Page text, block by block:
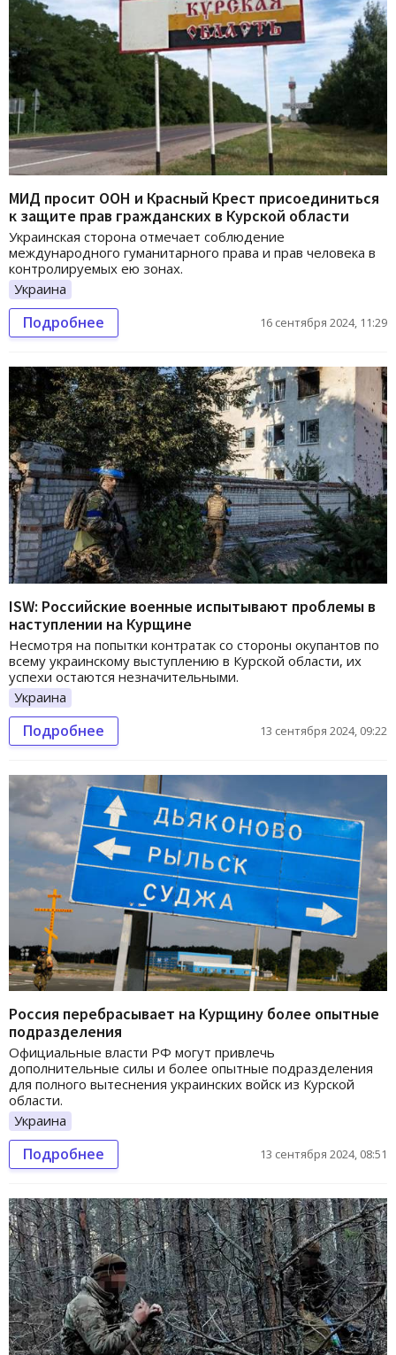
МИД просит ООН и Красный Крест присоединиться
к защите прав гражданских в Курской области
Украинская сторона отмечает соблюдение
международного гуманитарного права и прав человека в
контролируемых ею зонах.
Украина
Подробнее 16 сентября 2024, 11:29
ISW: Российские военные испытывают проблемы в
наступлении на Курщине
Несмотря на попытки контратак со стороны окупантов по
всему украинскому выступлению в Курской области, их
успехи остаются незначительными.
Украина
Подробнее 13 сентября 2024, 09:22
Россия перебрасывает на Курщину более опытные
подразделения
Официальные власти РФ могут привлечь
дополнительные силы и более опытные подразделения
для полного вытеснения украинских войск из Курской
области.
Украина
Подробнее 13 сентября 2024, 08:51